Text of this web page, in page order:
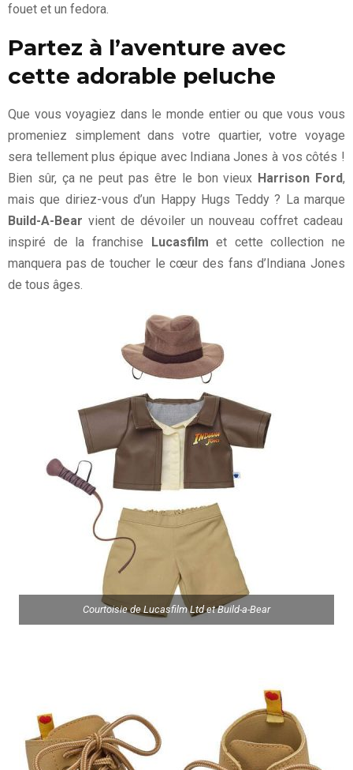
fouet et un fedora.
Partez à l’aventure avec
cette adorable peluche
Que vous voyagiez dans le monde entier ou que vous vous
promeniez simplement dans votre quartier, votre voyage
sera tellement plus épique avec Indiana Jones à vos côtés !
Bien sûr, ça ne peut pas être le bon vieux Harrison Ford,
mais que diriez-vous d’un Happy Hugs Teddy ? La marque
Build-A-Bear vient de dévoiler un nouveau coffret cadeau
inspiré de la franchise Lucasfilm et cette collection ne
manquera pas de toucher le cœur des fans d’Indiana Jones
de tous âges.
Courtoisie de Lucasfilm Ltd et Build-a-Bear